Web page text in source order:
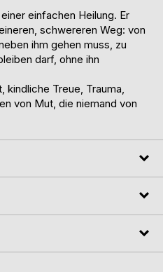
einfachen Heilung. Er
schwereren Weg: von
ihm gehen muss, zu
darf, ohne ihn
kindliche Treue, Trauma,
von Mut, die niemand von